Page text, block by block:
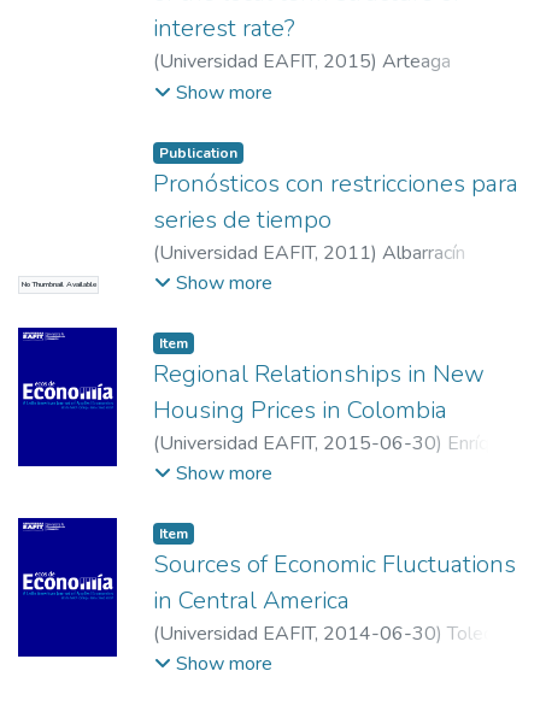
interest rate?
(Universidad EAFIT, 2015) Arteaga
Estrada, Laura
Show more
No Thumbnail Available
Publication
Pronósticos con restricciones para
series de tiempo
(Universidad EAFIT, 2011) Albarracín
Durán, Jesús Alberto
Show more
Item
Regional Relationships in New
Housing Prices in Colombia
(Universidad EAFIT, 2015-06-30) Enríquez
Sierra, Hernán;
Universidad Sergio Arboleda
Católica de Colombia;Universidad Sergio
Arboleda
Show more
Item
Sources of Economic Fluctuations
in Central America
(Universidad EAFIT, 2014-06-30)Toledo,
Wilfredo;Universidad de Puerto Rico,
Show more